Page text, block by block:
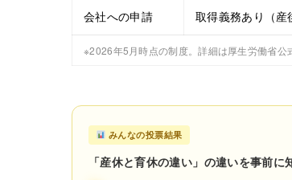
会社への申請 取得義務あり（産
※2026年5月時点の制度。詳細は厚生労働省公
みんなの投票結果
「産休と育休の違い」の違いを事前に